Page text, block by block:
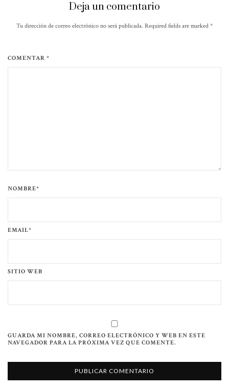
Deja un comentario
Tu dirección de correo electrónico no será publicada. Required fields are marked *
COMENTAR *
NOMBRE*
EMAIL*
SITIO WEB
GUARDA MI NOMBRE, CORREO ELECTRÓNICO Y WEB EN ESTE
NAVEGADOR PARA LA PRÓXIMA VEZ QUE COMENTE.